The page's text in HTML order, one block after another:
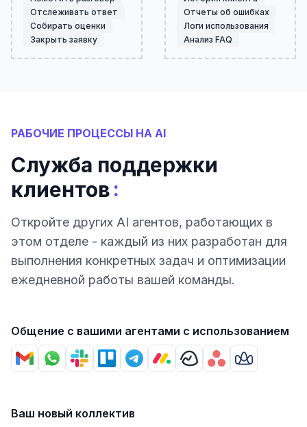
Отслеживать ответ
Собирать оценки
Закрыть заявку
Отчеты об ошибках
Логи использования
Анализ FAQ
РАБОЧИЕ ПРОЦЕССЫ НА AI
Служба поддержки
клиентов:
Откройте других AI агентов, работающих в
этом отделе - каждый из них разработан для
выполнения конкретных задач и оптимизации
ежедневной работы вашей команды.
Общение с вашими агентами с использованием
Ваш новый коллектив